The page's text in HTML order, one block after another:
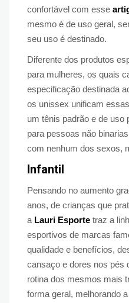
confortável com esse
mesmo é de uso geral,
seu uso é destinado.
Diferente dos produtos
para mulheres, os quais
especificação destinada
os unissex unificam
um tênis padrão e de
para pessoas não
com nenhum dos sexos,
Infantil
Pensando no aumento
anos, de crianças que
a Lauri Esporte traz a
esportivos de marcas
qualidade e benefícios,
cansaço e dores nos pés
rotina dos mesmos mais
forma geral, melhorando